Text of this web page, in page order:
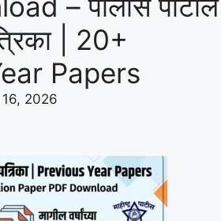
| 20+
Papers
2026